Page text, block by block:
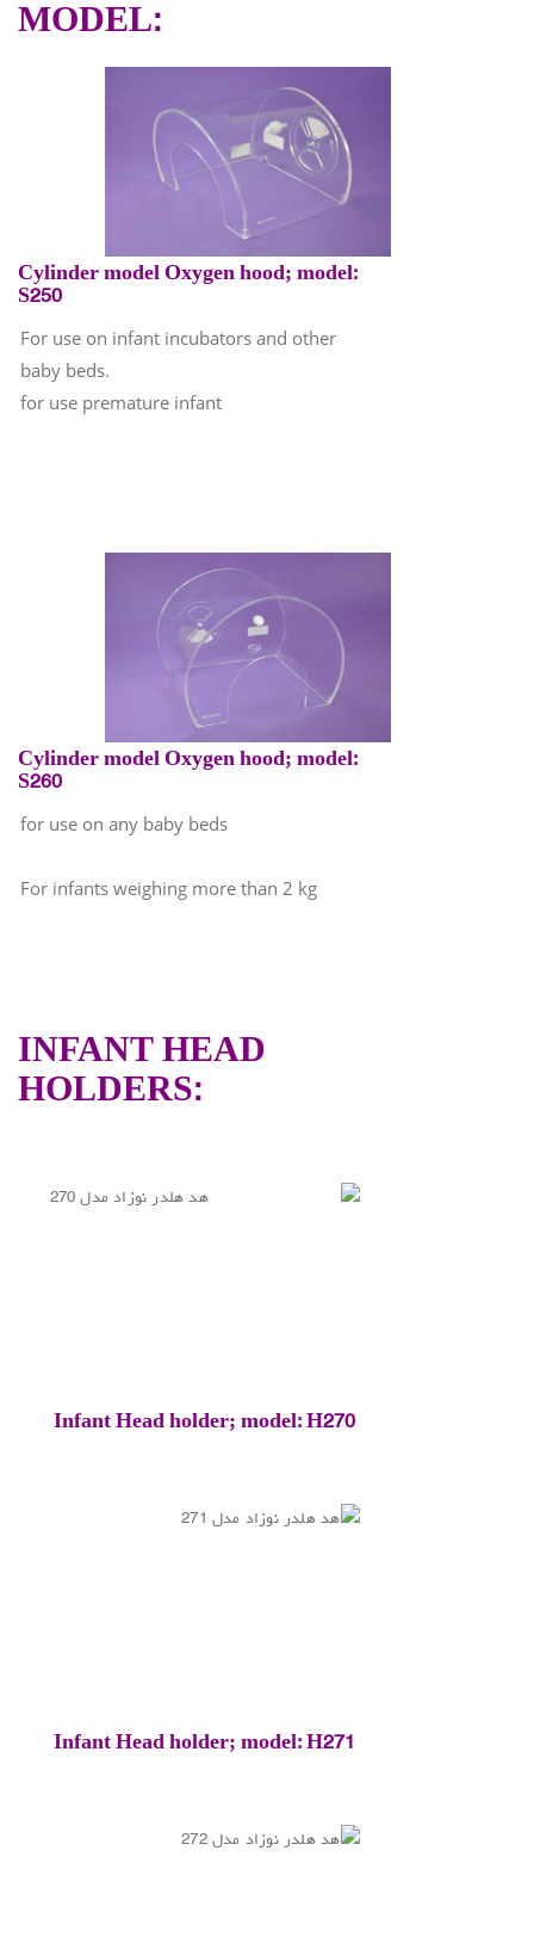
MODEL:
Cylinder model Oxygen hood; model:
S250
For use on infant incubators and other
baby beds.
for use premature infant
Cylinder model Oxygen hood; model:
S260
for use on any baby beds
For infants weighing more than 2 kg
INFANT HEAD
HOLDERS:
Infant Head holder; model: H270
Infant Head holder; model: H271